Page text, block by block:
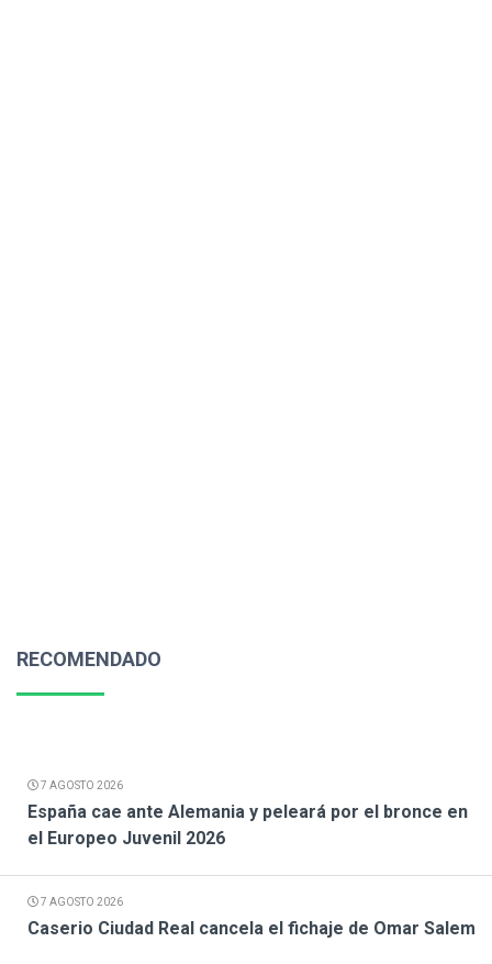
RECOMENDADO
7 AGOSTO 2026
España cae ante Alemania y peleará por el bronce en
el Europeo Juvenil 2026
7 AGOSTO 2026
Caserio Ciudad Real cancela el fichaje de Omar Salem